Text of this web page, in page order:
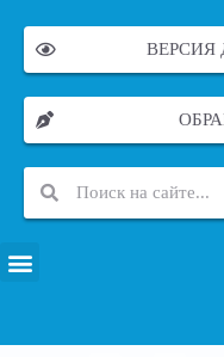
ВЕРСИЯ